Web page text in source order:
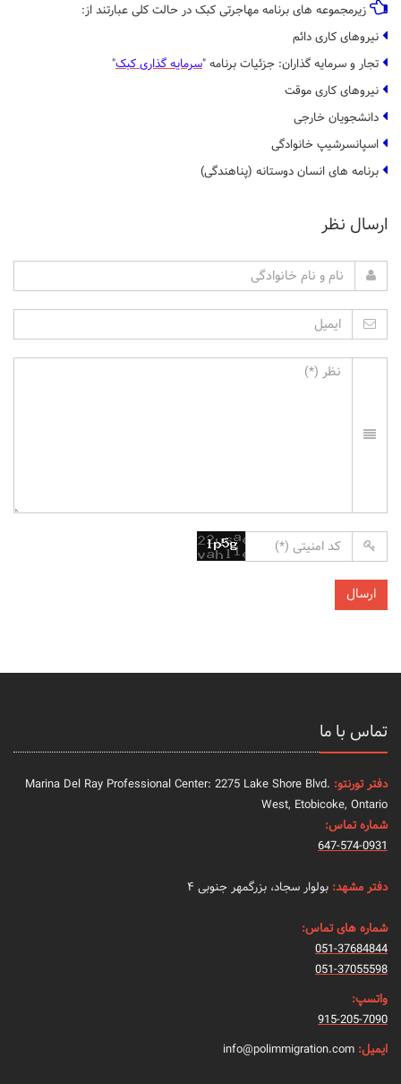
زیرمجموعه های برنامه مهاجرتی کبک در حالت کلی عبارتند از:
نیروهای کاری دائم
تجار و سرمایه گذاران: جزئیات برنامه "سرمایه گذاری کبک"
نیروهای کاری موقت
دانشجویان خارجی
اسپانسرشیپ خانوادگی
برنامه های انسان دوستانه (پناهندگی)
ارسال نظر
تماس با ما
دفتر تورنتو: Marina Del Ray Professional Center: 2275 Lake Shore Blvd.
West, Etobicoke, Ontario
شماره تماس:
647-574-0931
دفتر مشهد: بولوار سجاد، بزرگمهر جنوبی ۴
شماره های تماس:
051-37684844
051-37055598
واتسپ:
915-205-7090
ایمیل: